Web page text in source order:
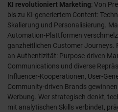
KI revolutioniert Marketing: Von
bis zu KI-generiertem Content:
Skalierung und Personalisierung.
Automation-Plattformen
ganzheitlichen Customer Journeys.
an Authentizität: Purpose-driven
Communications und diverse
Influencer-Kooperationen, User-
Community-driven Brands
Werbung. Wer strategisch denkt,
mit analytischen Skills verbindet,